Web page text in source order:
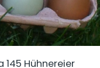
Hühnereier